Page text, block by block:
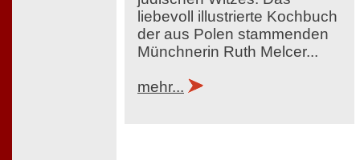
liebevoll illustrierte Kochbuch
der aus Polen stammenden
Münchnerin Ruth Melcer...
mehr...